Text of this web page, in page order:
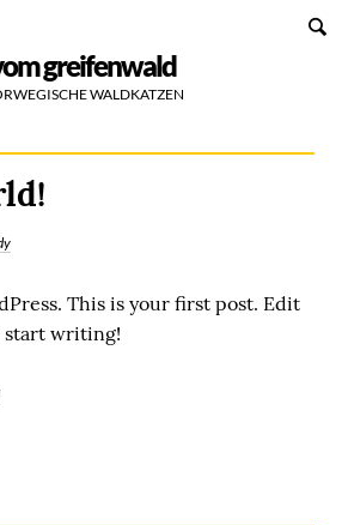
greifenwald
WALDKATZEN
This is your first post. Edit
start writing!